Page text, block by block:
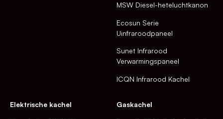
MSW Diesel-heteluchtkanon
Ecosun Serie
Uinfraroodpaneel
Sunet Infrarood
Verwarmingspaneel
ICQN Infrarood Kachel
Elektrische kachel Gaskachel